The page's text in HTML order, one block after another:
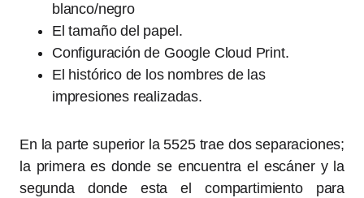
blanco/negro
El tamaño del papel.
Configuración de Google Cloud Print.
El histórico de los nombres de las
impresiones realizadas.
En la parte superior la 5525 trae dos separaciones;
la primera es donde se encuentra el escáner y la
segunda donde esta el compartimiento para